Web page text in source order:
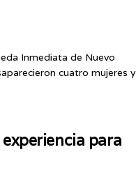
Inmediata de Nuevo
cuatro mujeres y
para